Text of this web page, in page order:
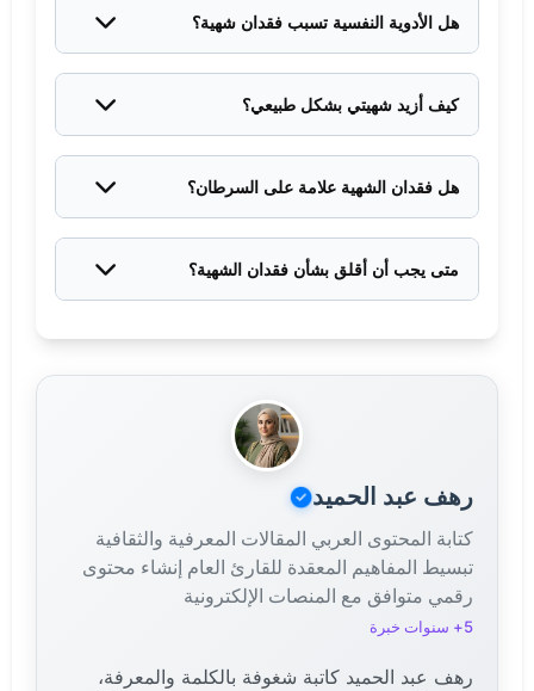
أعراض أخرى، ربما يكون الأمر عابراً. لكن إذا صاحب
فقدان الشهية حمى، ألم، قيء، أو خمول، راجع الطبيب
فوراً.
هل الأدوية النفسية تسبب فقدان شهية؟
بينما البعض الآخر قد يزيدها. إذا لاحظت تغيراً ملحوظاً،
تحدث مع طبيبك لتعديل الجرعة أو تغيير الدواء.
كيف أزيد شهيتي بشكل طبيعي؟
تناول وجبات صغيرة متكررة، اختر أطعمة تحبها، تناول
الطعام مع العائلة أو الأصدقاء، تجنب التوتر أثناء الأكل،
أضف توابل وأعشاب لتحسين النكهة.
هل فقدان الشهية علامة على السرطان؟
يمكن أن يكون علامة تحذيرية. لكن معظم حالات فقدان
الشهية ليست بسبب السرطان. إذا كنت قلقاً، استشر
متى يجب أن أقلق بشأن فقدان الشهية؟
فقدان وزن ملحوظ، أو ضعف شديد، أو أعراض أخرى مثل
الألم أو الحمى أو تغيرات في الإخراج.
رهف عبد الحميد
كتابة المحتوى العربي المقالات المعرفية والثقافية
تبسيط المفاهيم المعقدة للقارئ العام إنشاء محتوى
رقمي متوافق مع المنصات الإلكترونية
5+ سنوات خبرة
رهف عبد الحميد كاتبة شغوفة بالكلمة والمعرفة،